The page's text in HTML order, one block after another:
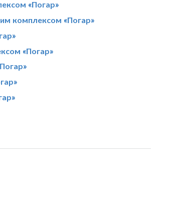
«Погар»
комплексом «Погар»
«Погар»